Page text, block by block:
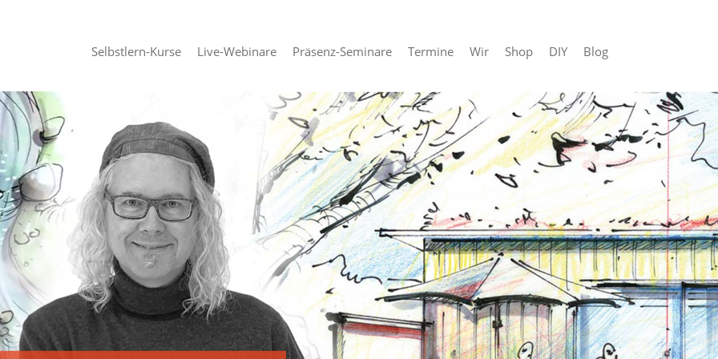
Selbstlern-Kurse Live-Webinare Präsenz-Seminare Termine Wir Shop DIY Blog